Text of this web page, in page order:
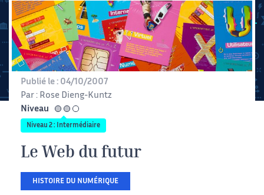
Publié le : 04/10/2007
Par : Rose Dieng-Kuntz
Niveau
intermédiaire
Niveau 2 : Intermédiaire
Le Web du futur
HISTOIRE DU NUMÉRIQUE